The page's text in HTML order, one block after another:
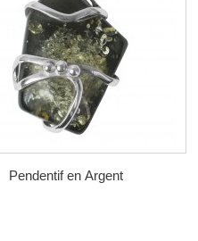
Pendentif en Argent